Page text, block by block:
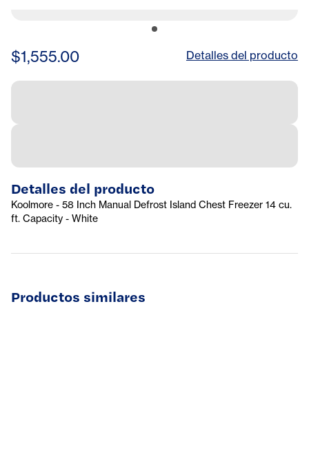
$1,555.00 Detalles del producto
Detalles del producto
Koolmore - 58 Inch Manual Defrost Island Chest Freezer 14 cu.
ft. Capacity - White
Productos similares